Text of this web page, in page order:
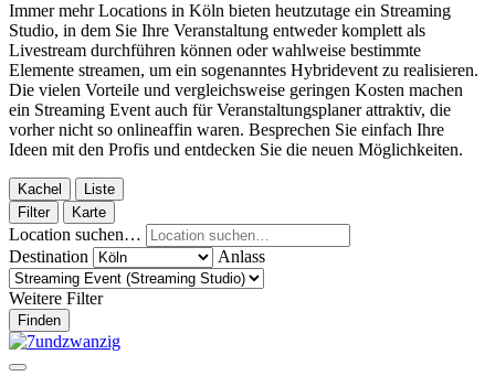
Immer mehr Locations in Köln bieten heutzutage ein Streaming
Studio, in dem Sie Ihre Veranstaltung entweder komplett als
Livestream durchführen können oder wahlweise bestimmte
Elemente streamen, um ein sogenanntes Hybridevent zu realisieren.
Die vielen Vorteile und vergleichsweise geringen Kosten machen
ein Streaming Event auch für Veranstaltungsplaner attraktiv, die
vorher nicht so onlineaffin waren. Besprechen Sie einfach Ihre
Ideen mit den Profis und entdecken Sie die neuen Möglichkeiten.
Kachel
Liste
Filter
Karte
Location suchen…
Destination
Anlass
Weitere Filter
Finden